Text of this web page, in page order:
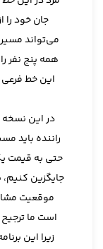
جان خود را
می‌تواند
همه پنج نفر
این خط
در این
راننده باید
حتی به قیمت یک
جایگزین
موقعیت
است ما
زیرا این